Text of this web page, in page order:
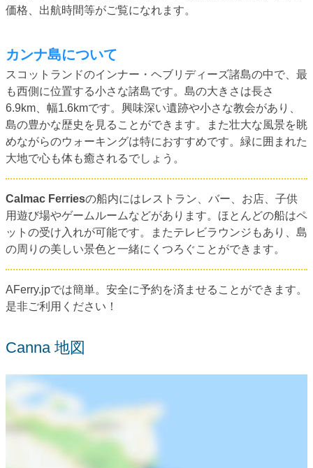
価格、出航時間等がご覧になれます。
カンナ島について
スコットランドのインナー・ヘブリディーズ諸島の中で、最
も西側に位置する小さな諸島です。島の大きさは長さ
6.9km、幅1.6kmです。興味深い遺跡や小さな教会があり、
島の豊かな歴史を見ることができます。また壮大な風景を眺
めながらのウォーキングは特におすすめです。緑に囲まれた
大地で心も体も癒されるでしょう。
Calmac Ferriesの船内にはレストラン、バー、お店、子供
用遊び場やゲームルームなどがあります。ほとんどの船はペ
ットの受け入れが可能です。またテレビラウンジもあり、島
の周りの美しい景色と一緒にくつろぐことができます。
AFerry.jpでは簡単。安全に予約を済ませることができます。
是非ご利用ください！
Canna 地図